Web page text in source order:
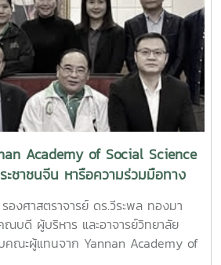
Academy of Social Science
ะชาชนจีน หารือความร่วมมือทาง
งศาสตราจารย์ ดร.วีระพล ทองมา
บดี ผู้บริหาร และอาจารย์วิทยาลัย
คณะผู้แทนจาก Yannan Academy of